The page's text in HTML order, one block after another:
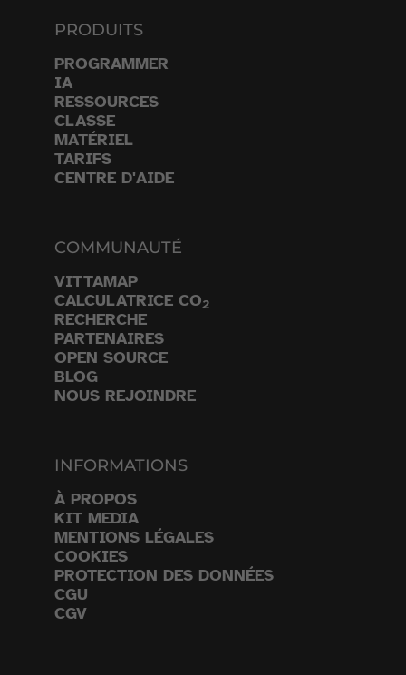
PRODUITS
PROGRAMMER
IA
RESSOURCES
CLASSE
MATÉRIEL
TARIFS
CENTRE D'AIDE
COMMUNAUTÉ
VITTAMAP
CALCULATRICE CO2
RECHERCHE
PARTENAIRES
OPEN SOURCE
BLOG
NOUS REJOINDRE
INFORMATIONS
À PROPOS
KIT MEDIA
MENTIONS LÉGALES
COOKIES
PROTECTION DES DONNÉES
CGU
CGV